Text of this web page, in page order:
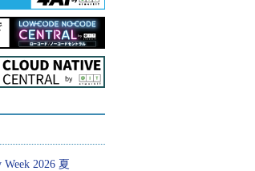
2026 夏